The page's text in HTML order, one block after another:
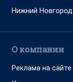
Нижний Новгород
О компании
Реклама на сайте